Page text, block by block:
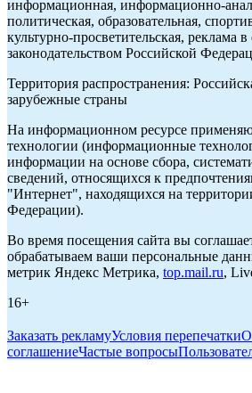
информационная, информационно-
политическая, образовательная,
культурно-просветительская, реклама в
законодательством Российской
Территория распространения:
зарубежные страны
На информационном ресурсе
технологии (информационные
информации на основе сбора,
сведений, относящихся к
"Интернет", находящихся на
Федерации).
Во время посещения сайта вы
обрабатываем ваши персональные
метрик Яндекс Метрика, top.mail.ru,
16+
Заказать рекламуУсловия перепечаткиО
соглашениеЧастые вопросы